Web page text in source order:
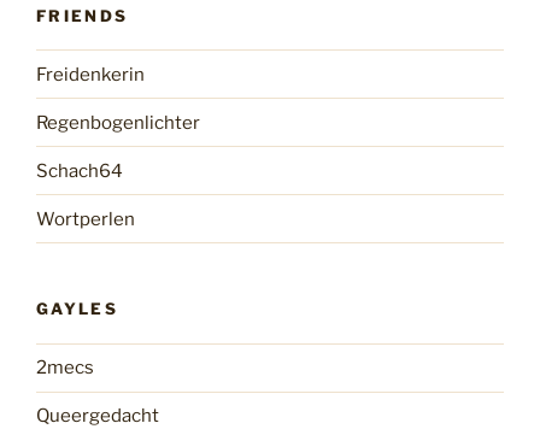
FRIENDS
Freidenkerin
Regenbogenlichter
Schach64
Wortperlen
GAYLES
2mecs
Queergedacht